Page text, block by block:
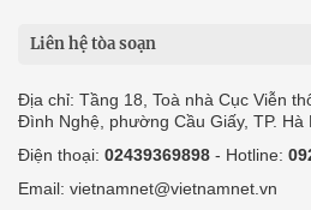
Liên hệ tòa soạn
Địa chỉ: Tầng 18, Toà nhà Cục Viễn
Đình Nghệ, phường Cầu Giấy, TP. Hà
Điện thoại: 02439369898 - Hotline:
Email: vietnamnet@vietnamnet.vn